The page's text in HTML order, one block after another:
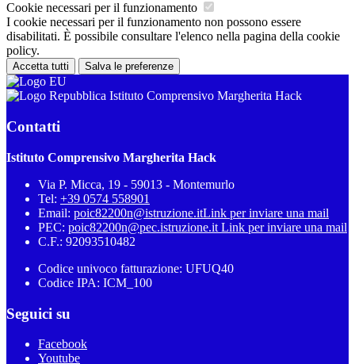
Cookie necessari per il funzionamento
I cookie necessari per il funzionamento non possono essere
disabilitati. È possibile consultare l'elenco nella pagina della cookie
policy.
Accetta tutti Salva le preferenze
Istituto Comprensivo Margherita Hack
Contatti
Istituto Comprensivo Margherita Hack
Via P. Micca, 19 - 59013 - Montemurlo
Tel: +39 0574 558901
Email: poic82200n@istruzione.itLink per inviare una mail
PEC: poic82200n@pec.istruzione.it Link per inviare una mail
C.F.: 92093510482
Codice univoco fatturazione: UFUQ40
Codice IPA: ICM_100
Seguici su
Facebook
Youtube